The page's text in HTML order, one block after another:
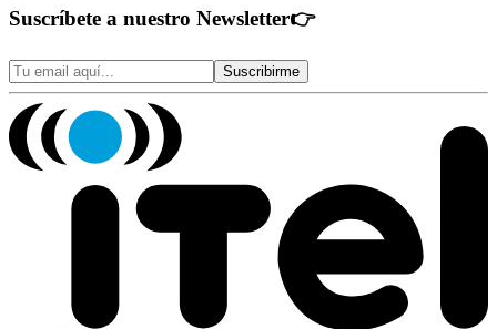
Suscríbete a nuestro Newsletter👉
Suscribirme